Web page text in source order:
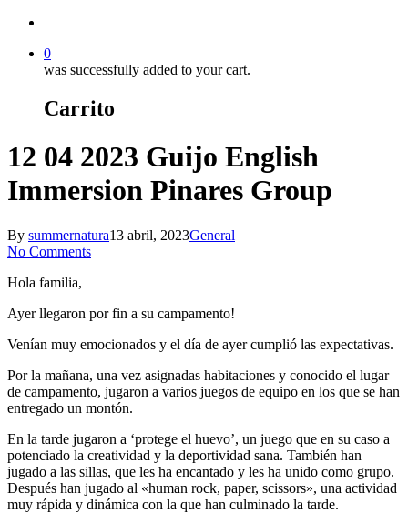
0
was successfully added to your cart.
Carrito
12 04 2023 Guijo English
Immersion Pinares Group
By summernatura13 abril, 2023General
No Comments
Hola familia,
Ayer llegaron por fin a su campamento!
Venían muy emocionados y el día de ayer cumplió las expectativas.
Por la mañana, una vez asignadas habitaciones y conocido el lugar
de campamento, jugaron a varios juegos de equipo en los que se han
entregado un montón.
En la tarde jugaron a ‘protege el huevo’, un juego que en su caso a
potenciado la creatividad y la deportividad sana. También han
jugado a las sillas, que les ha encantado y les ha unido como grupo.
Después han jugado al «human rock, paper, scissors», una actividad
muy rápida y dinámica con la que han culminado la tarde.